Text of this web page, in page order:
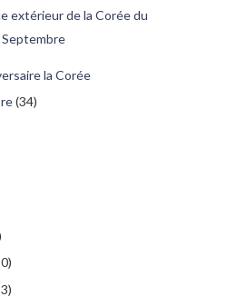
extérieur de la Corée du
Septembre
la Corée
(34)